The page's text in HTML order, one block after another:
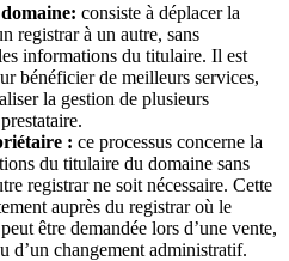
: consiste à déplacer la
registrar à un autre, sans
informations du titulaire. Il est
bénéficier de meilleurs services,
la gestion de plusieurs
: ce processus concerne la
du titulaire du domaine sans
registrar ne soit nécessaire. Cette
auprès du registrar où le
être demandée lors d’une vente,
d’un changement administratif.